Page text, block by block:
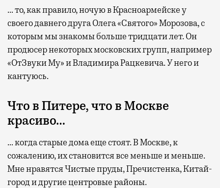
… то, как правило, ночую в Красноармейске у
своего давнего друга Олега «Святого» Морозова, с
которым мы знакомы больше тридцати лет. Он
продюсер некоторых московских групп, например
«ОтЗвуки Му» и Владимира Рацкевича. У него и
кантуюсь.
Что в Питере, что в Москве
красиво…
… когда старые дома еще стоят. В Москве, к
сожалению, их становится все меньше и меньше.
Мне нравятся Чистые пруды, Пречистенка, Китай-
город и другие центровые районы.